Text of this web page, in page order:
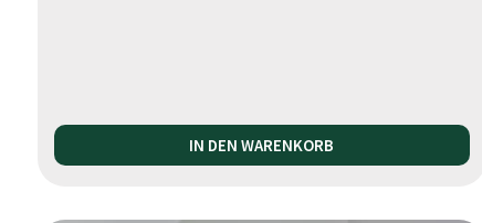
IN DEN WARENKORB